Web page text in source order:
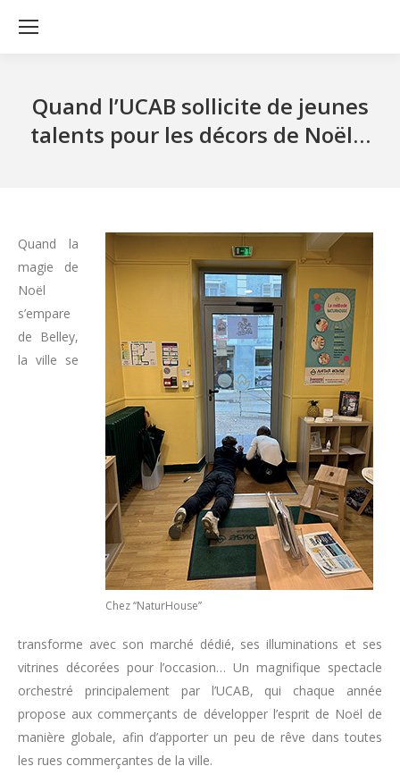
Quand l’UCAB sollicite de jeunes
talents pour les décors de Noël…
Chez ‘‘NaturHouse’’
Quand la
magie de
Noël
s’empare
de Belley,
la ville se
transforme avec son marché dédié, ses illuminations et ses
vitrines décorées pour l’occasion… Un magnifique spectacle
orchestré principalement par l’UCAB, qui chaque année
propose aux commerçants de développer l’esprit de Noël de
manière globale, afin d’apporter un peu de rêve dans toutes
les rues commerçantes de la ville.